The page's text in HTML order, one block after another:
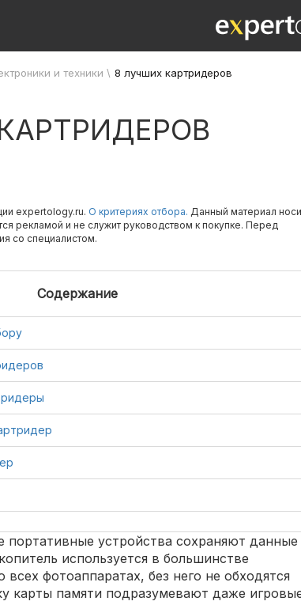
и техники \ 8 лучших картридеров
expertology.ru. О критериях отбора. Данный материал
рекламой и не служит руководством к покупке. Перед
со специалистом.
Содержание
портативные устройства сохраняют данные
используется в большинстве
фотоаппаратах, без него не обходятся
карты памяти подразумевают даже